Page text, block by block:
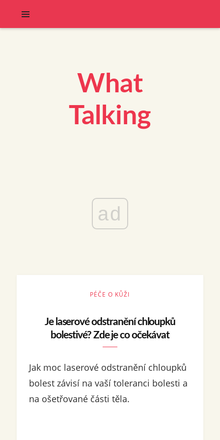
What
Talking
ad
PÉČE O KŮŽI
Je laserové odstranění chloupků
bolestivé? Zde je co očekávat
Jak moc laserové odstranění chloupků
bolest závisí na vaší toleranci bolesti a
na ošetřované části těla.